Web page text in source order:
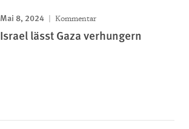
Mai 8, 2024 Kommentar
Israel lässt Gaza verhungern